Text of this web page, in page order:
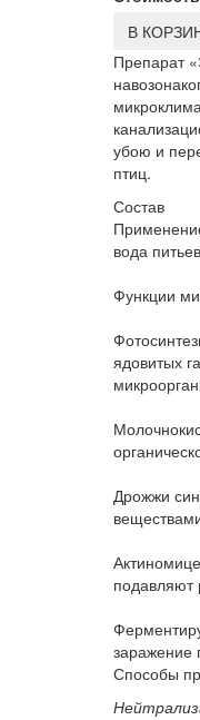
В
Препарат
убою и
птиц.
Состав
вода
Функции
ядовитых
Дрожжи
подавляют
заражение
Способы